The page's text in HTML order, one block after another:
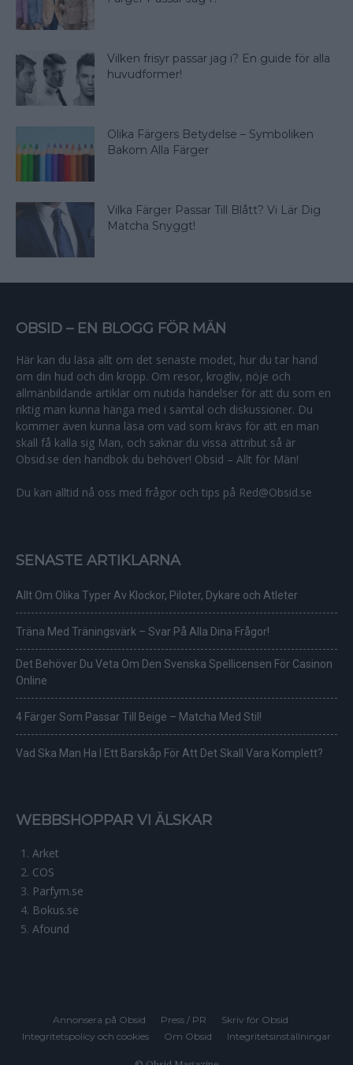
Vilken frisyr passar jag i? En guide för alla
huvudformer!
Olika Färgers Betydelse – Symboliken
Bakom Alla Färger
Vilka Färger Passar Till Blått? Vi Lär Dig
Matcha Snyggt!
OBSID – EN BLOGG FÖR MÄN
Här kan du läsa allt om det senaste modet, hur du tar hand
om din hud och din kropp. Om resor, krogliv, nöje och
allmänbildande artiklar om nutida händelser för att du som en
riktig man kunna hänga med i samtal och diskussioner. Du
kommer även kunna läsa om vad som krävs för att en man
skall få kalla sig Man, och saknar du vissa attribut så är
Obsid.se den handbok du behöver! Obsid – Allt för Män!
Du kan alltid nå oss med frågor och tips på Red@Obsid.se
SENASTE ARTIKLARNA
Allt Om Olika Typer Av Klockor, Piloter, Dykare och Atleter
Träna Med Träningsvärk – Svar På Alla Dina Frågor!
Det Behöver Du Veta Om Den Svenska Spellicensen För Casinon
Online
4 Färger Som Passar Till Beige – Matcha Med Stil!
Vad Ska Man Ha I Ett Barskåp För Att Det Skall Vara Komplett?
WEBBSHOPPAR VI ÄLSKAR
Arket
COS
Parfym.se
Bokus.se
Afound
Annonsera på Obsid Press / PR
Skriv för Obsid
Integritetspolicy och cookies
Om Obsid Integritetsinställningar